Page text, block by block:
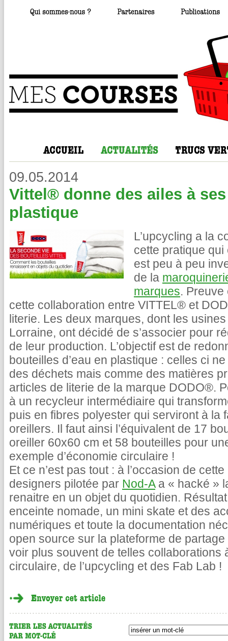
09.05.2014
Vittel® donne des ailes à
plastique
L’upcycling a la
cette pratique
est peu à peu
de la
marques. Preuve
cette collaboration entre VITTEL® et
literie. Les deux marques, dont les
Lorraine, ont décidé de s’associer pour
de leur production. L’objectif est de
bouteilles d’eau en plastique : celles ci
des déchets mais comme des matières
articles de literie de la marque DODO®.
à un recycleur intermédiaire qui
puis en fibres polyester qui serviront à la
oreillers. Il faut ainsi l’équivalent de 17
oreiller 60x60 cm et 58 bouteilles pour
exemple d’économie circulaire !
Et ce n’est pas tout : à l’occasion de
designers pilotée par Nod-Aa « hacké »
renaitre en un objet du quotidien.
enceinte nomade, un mini skate et des
numériques et toute la documentation
open source sur la plateforme de partage
voir plus souvent de telles collaborations
circulaire, de l’upcycling et des Fab Lab !